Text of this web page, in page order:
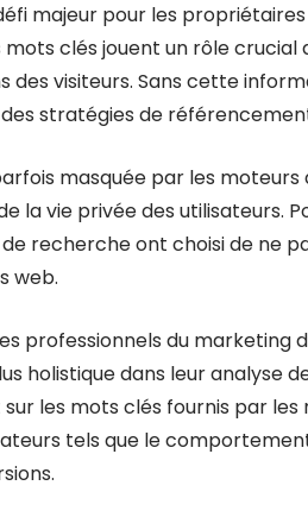
majeur pour les
clés jouent un rôle crucial
visiteurs. Sans cette
stratégies de
masquée par les moteurs
la vie privée des utilisateurs.
recherche ont choisi de ne
web.
professionnels du marketing
holistique dans leur analyse
les mots clés fournis par
tels que le